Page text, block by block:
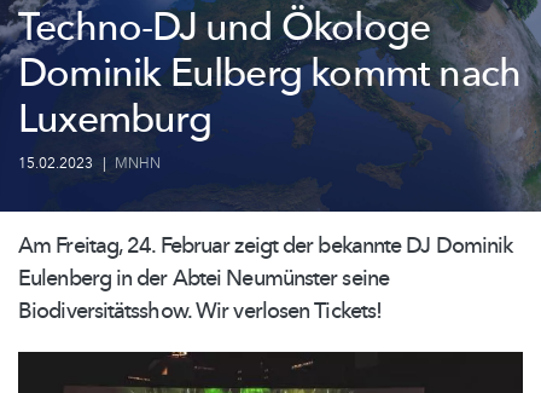
Techno-DJ und Ökologe
Dominik Eulberg kommt nach
Luxemburg
15.02.2023 | MNHN
Am Freitag, 24. Februar zeigt der bekannte DJ Dominik
Eulenberg in der Abtei Neumünster seine
Biodiversitätsshow.Wir verlosen Tickets!